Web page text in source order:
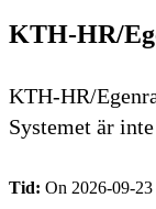
KTH-HR/
KTH-HR/
Systemet är
Tid: On 2026-09-